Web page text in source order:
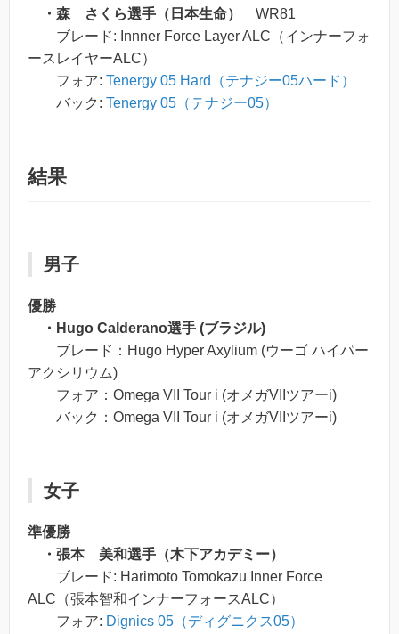
・森 さくら選手（日本生命）
WR81
ブレード: Innner Force Layer ALC（インナーフォ
ースレイヤーALC）
フォア: Tenergy 05 Hard（テナジー05ハード）
バック: Tenergy 05（テナジー05）
結果
男子
優勝
・Hugo Calderano選手 (ブラジル)
ブレード：Hugo Hyper Axylium (ウーゴ ハイパー
アクシリウム)
フォア：Omega VII Tour i (オメガVIIツアーi)
バック：Omega VII Tour i (オメガVIIツアーi)
女子
準優勝
・張本 美和選手（木下アカデミー）
ブレード: Harimoto Tomokazu Inner Force
ALC（張本智和インナーフォースALC）
フォア: Dignics 05（ディグニクス05）